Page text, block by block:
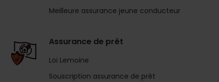
Meilleure assurance jeune conducteur
Assurance de prêt
Loi Lemoine
Souscription assurance de prêt